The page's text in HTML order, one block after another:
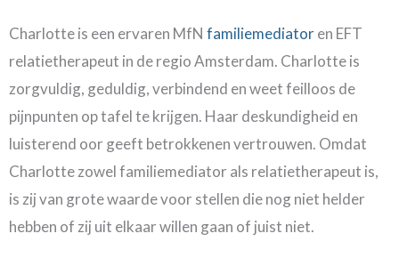
Charlotte is een ervaren MfN familiemediatoren EFT
relatietherapeut in de regio Amsterdam. Charlotte is
zorgvuldig, geduldig, verbindend en weet feilloos de
pijnpunten op tafel te krijgen. Haar deskundigheid en
luisterend oor geeft betrokkenen vertrouwen. Omdat
Charlotte zowel familiemediator als relatietherapeut is,
is zij van grote waarde voor stellen die nog niet helder
hebben of zij uit elkaar willen gaan of juist niet.